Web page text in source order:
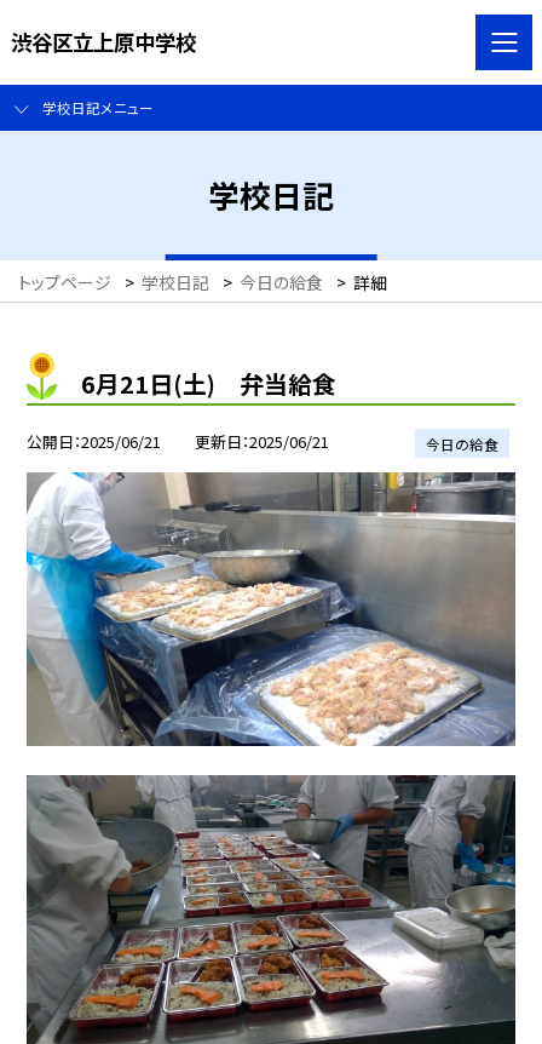
渋谷区立上原中学校
学校日記メニュー
学校日記
トップページ > 学校日記 > 今日の給食 > 詳細
6月21日(土) 弁当給食
公開日 2025/06/21 更新日 2025/06/21 今日の給食